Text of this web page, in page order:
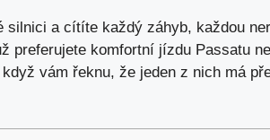
silnici a cítíte každý záhyb, každou
preferujete komfortní jízdu Passatu
vám řeknu, že jeden z nich má